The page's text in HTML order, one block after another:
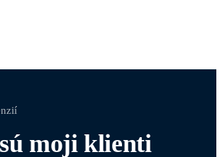
moji klienti